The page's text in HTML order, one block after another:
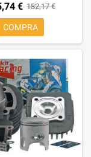
€ 182,17 €
COMPRA